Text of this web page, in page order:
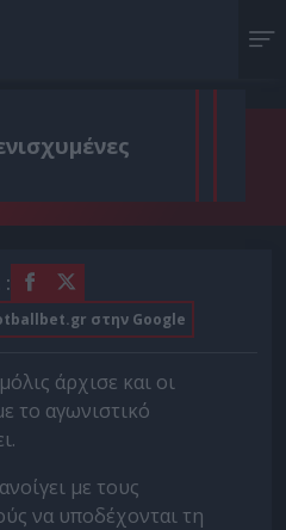
:
στην Google
μόλις άρχισε και οι
το αγωνιστικό
με τους
να υποδέχονται τη